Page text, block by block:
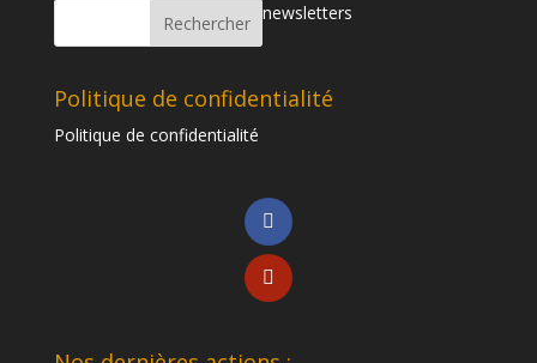
newsletters
Politique de confidentialité
Politique de confidentialité